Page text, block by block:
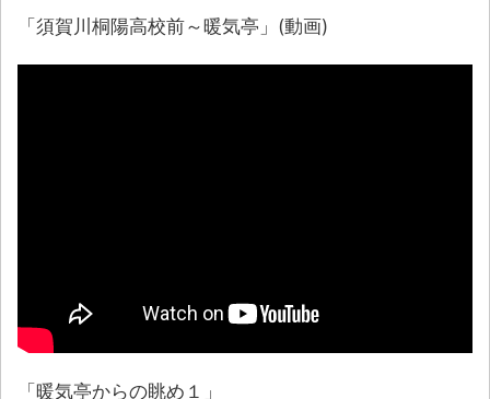
「須賀川桐陽高校前～暖気亭」(動画)
「暖気亭からの眺め１」